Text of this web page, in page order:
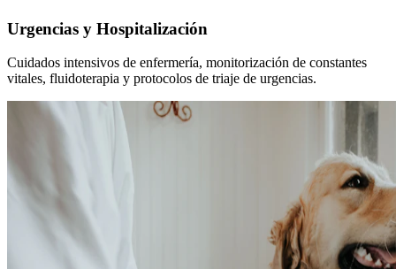
Urgencias y Hospitalización
Cuidados intensivos de enfermería, monitorización de constantes
vitales, fluidoterapia y protocolos de triaje de urgencias.